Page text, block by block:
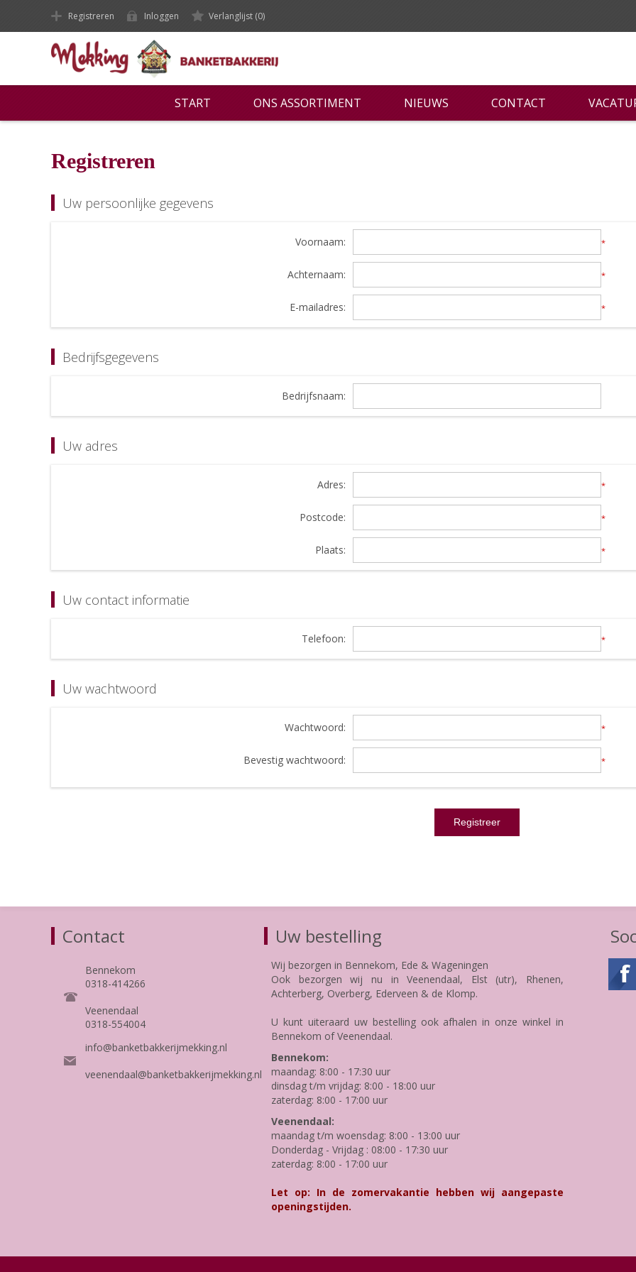
Registreren Inloggen Verlanglijst (0)
START ONS ASSORTIMENT NIEUWS CONTACT
Registreren
Uw persoonlijke gegevens
Voornaam: *
Achternaam: *
E-mailadres: *
Bedrijfsgegevens
Bedrijfsnaam:
Uw adres
Adres: *
Postcode: *
Plaats: *
Uw contact informatie
Telefoon: *
Uw wachtwoord
Wachtwoord: *
Bevestig wachtwoord: *
Contact
Bennekom
0318-414266
Veenendaal
0318-554004
info@banketbakkerijmekking.nl
veenendaal@banketbakkerijmekking.nl
Uw bestelling
Wij bezorgen in Bennekom, Ede & Wageningen
Ook bezorgen wij nu in Veenendaal, Elst (utr), Rhenen,
Achterberg, Overberg, Ederveen & de Klomp.
U kunt uiteraard uw bestelling ook afhalen in onze winkel in
Bennekom of Veenendaal.
Bennekom:
maandag: 8:00 - 17:30 uur
dinsdag t/m vrijdag: 8:00 - 18:00 uur
zaterdag: 8:00 - 17:00 uur
Veenendaal:
maandag t/m woensdag: 8:00 - 13:00 uur
Donderdag - Vrijdag : 08:00 - 17:30 uur
zaterdag: 8:00 - 17:00 uur
Let op: In de zomervakantie hebben wij aangepaste
openingstijden.